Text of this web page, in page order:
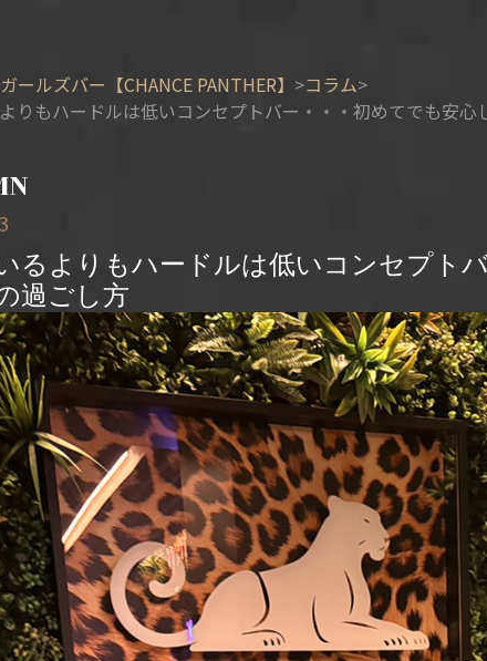
ールズバー【CHANCE PANTHER】
コラム
りもハードルは低いコンセプトバー・・・初めてでも安心
るよりもハードルは低いコンセプト
過ごし方